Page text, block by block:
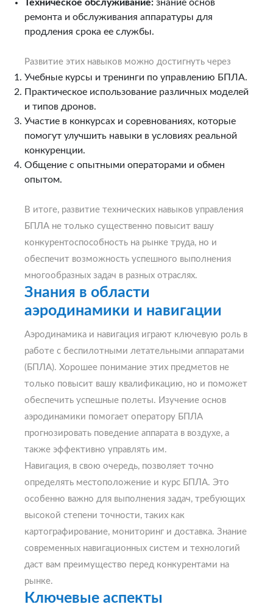
Техническое обслуживание: знание основ
ремонта и обслуживания аппаратуры для
продления срока ее службы.
Развитие этих навыков можно достигнуть через
Учебные курсы и тренинги по управлению БПЛА.
Практическое использование различных моделей
и типов дронов.
Участие в конкурсах и соревнованиях, которые
помогут улучшить навыки в условиях реальной
конкуренции.
Общение с опытными операторами и обмен
опытом.
В итоге, развитие технических навыков управления
БПЛА не только существенно повысит вашу
конкурентоспособность на рынке труда, но и
обеспечит возможность успешного выполнения
многообразных задач в разных отраслях.
Знания в области
аэродинамики и навигации
Аэродинамика и навигация играют ключевую роль в
работе с беспилотными летательными аппаратами
(БПЛА). Хорошее понимание этих предметов не
только повысит вашу квалификацию, но и поможет
обеспечить успешные полеты. Изучение основ
аэродинамики помогает оператору БПЛА
прогнозировать поведение аппарата в воздухе, а
также эффективно управлять им.
Навигация, в свою очередь, позволяет точно
определять местоположение и курс БПЛА. Это
особенно важно для выполнения задач, требующих
высокой степени точности, таких как
картографирование, мониторинг и доставка. Знание
современных навигационных систем и технологий
даст вам преимущество перед конкурентами на
рынке.
Ключевые аспекты